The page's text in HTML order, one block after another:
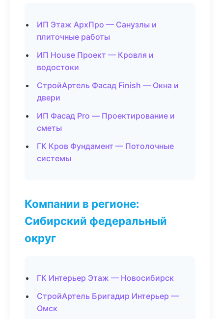
ИП Этаж АрхПро — Санузлы и
плиточные работы
ИП House Проект — Кровля и
водостоки
СтройАртель Фасад Finish — Окна и
двери
ИП Фасад Pro — Проектирование и
сметы
ГК Кров Фундамент — Потолочные
системы
Компании в регионе:
Сибирский федеральный
округ
ГК Интерьер Этаж — Новосибирск
СтройАртель Бригадир Интерьер —
Омск